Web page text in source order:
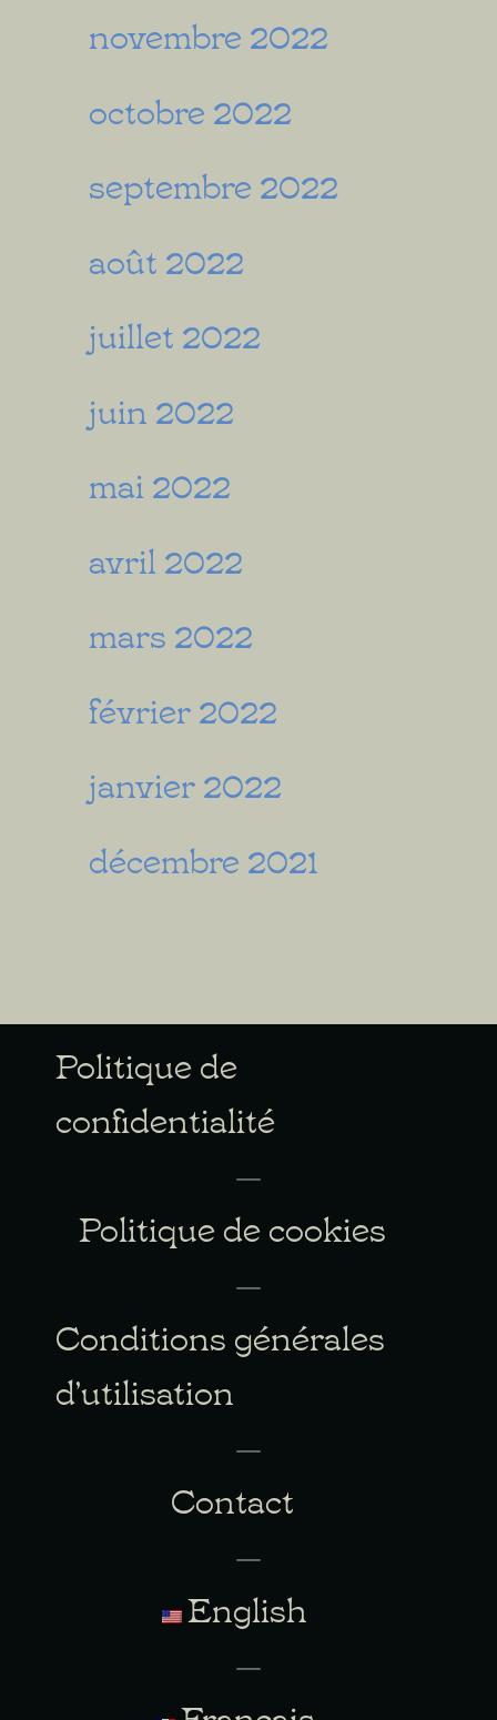
novembre 2022
octobre 2022
septembre 2022
août 2022
juillet 2022
juin 2022
mai 2022
avril 2022
mars 2022
février 2022
janvier 2022
décembre 2021
Politique de
confidentialité
Politique de cookies
Conditions générales
d’utilisation
Contact
English